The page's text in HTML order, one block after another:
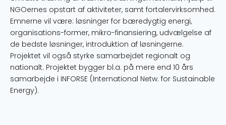
NGOernes opstart af aktiviteter, samt fortalervirksomhed.
Emnerne vil være: løsninger for bæredygtig energi,
organisations-former, mikro-finansiering, udvælgelse af
de bedste løsninger, introduktion af løsningerne.
Projektet vil også styrke samarbejdet regionalt og
nationalt. Projektet bygger bl.a. på mere end 10 års
samarbejde i INFORSE (International Netw. for Sustainable
Energy).